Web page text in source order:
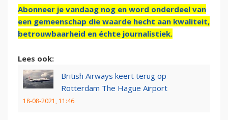
Abonneer je vandaag nog en word onderdeel van
een gemeenschap die waarde hecht aan kwaliteit,
betrouwbaarheid en échte journalistiek.
Lees ook:
British Airways keert terug op
Rotterdam The Hague Airport
18-08-2021, 11:46